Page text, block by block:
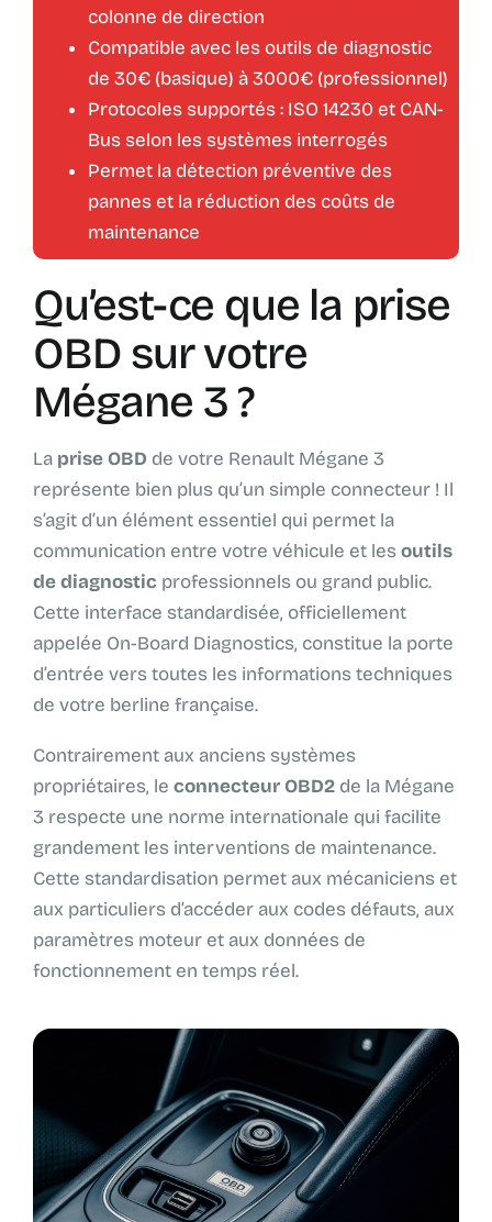
colonne de direction
Compatible avec les outils de diagnostic
de 30€ (basique) à 3000€ (professionnel)
Protocoles supportés : ISO 14230 et CAN-
Bus selon les systèmes interrogés
Permet la détection préventive des
pannes et la réduction des coûts de
maintenance
Qu’est-ce que la prise
OBD sur votre
Mégane 3 ?
La prise OBD de votre Renault Mégane 3
représente bien plus qu’un simple connecteur ! Il
s’agit d’un élément essentiel qui permet la
communication entre votre véhicule et lesoutils
de diagnostic professionnels ou grand public.
Cette interface standardisée, officiellement
appelée On-Board Diagnostics, constitue la porte
d’entrée vers toutes les informations techniques
de votre berline française.
Contrairement aux anciens systèmes
propriétaires, le connecteur OBD2 de la Mégane
3 respecte une norme internationale qui facilite
grandement les interventions de maintenance.
Cette standardisation permet aux mécaniciens et
aux particuliers d’accéder aux codes défauts, aux
paramètres moteur et aux données de
fonctionnement en temps réel.